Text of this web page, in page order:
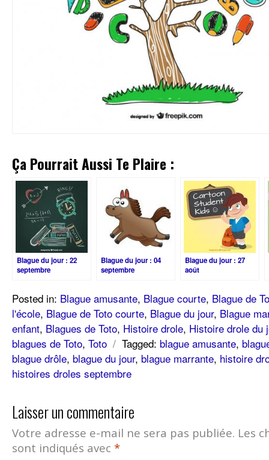
Ça Pourrait Aussi Te Plaire :
Blague du jour : 22
septembre
Blague du jour : 04
septembre
Blague du jour : 27
août
Posted in: Blague amusante, Blague courte, Blague de
l'école, Blague de Toto courte, Blague du jour, Blague
enfant, Blagues de Toto, Histoire drole, Histoire drole du
blagues de Toto, Toto / Tagged: blague amusante,
blague drôle, blague du jour, blague marrante, histoire
histoires droles septembre
Laisser un commentaire
Votre adresse e-mail ne sera pas publiée. Les
sont indiqués avec *